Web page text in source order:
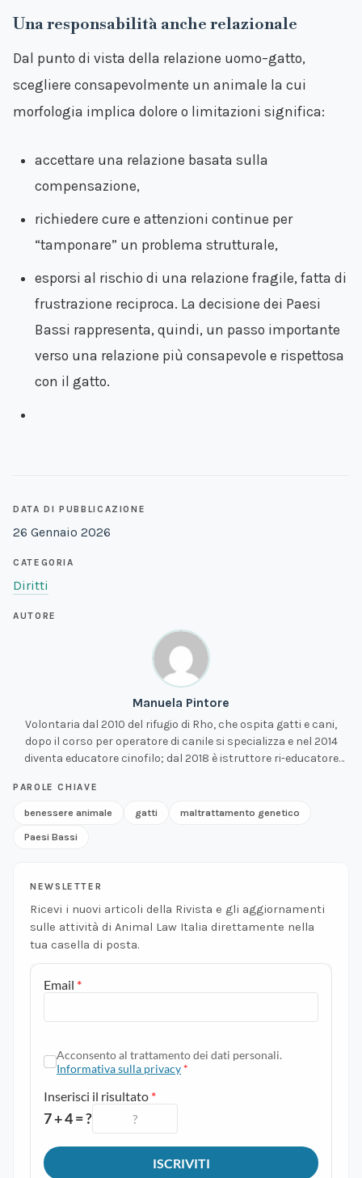
DATA DI PUBBLICAZIONE
26 Gennaio 2026
CATEGORIA
Diritti
AUTORE
Manuela Pintore
Volontaria dal 2010 del rifugio di Rho, che ospita gatti e cani,
dopo il corso per operatore di canile si specializza e nel 2014
diventa educatore cinofilo; dal 2018 è istruttore ri-educatore
migliorare il rapporto con il cane e con il gatto attraverso un
approccio che metta al centro la relazione uomo-animale,
capire il cane e il gatto" presso l'Università della Terza Età e
PAROLE CHIAVE
benessere animale gatti
maltrattamento genetico
Paesi Bassi
NEWSLETTER
Ricevi i nuovi articoli della Rivista e gli aggiornamenti
sulle attività di Animal Law Italia direttamente nella
tua casella di posta.
Una responsabilità anche relazionale
Dal punto di vista della relazione uomo–gatto,
scegliere consapevolmente un animale la cui
morfologia implica dolore o limitazioni significa:
accettare una relazione basata sulla
compensazione,
richiedere cure e attenzioni continue per
“tamponare” un problema strutturale,
esporsi al rischio di una relazione fragile, fatta di
frustrazione reciproca. La decisione dei Paesi
Bassi rappresenta, quindi, un passo importante
verso una relazione più consapevole e rispettosa
con il gatto.